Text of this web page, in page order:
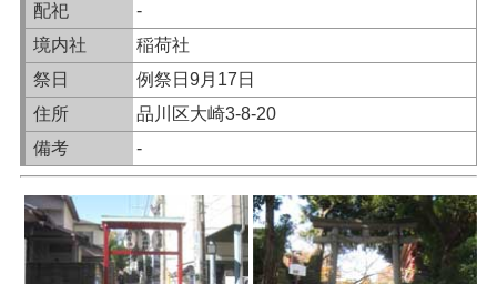
配祀
-
境内社
稲荷社
祭日
例祭日9月17日
住所
品川区大崎3-8-20
備考
-